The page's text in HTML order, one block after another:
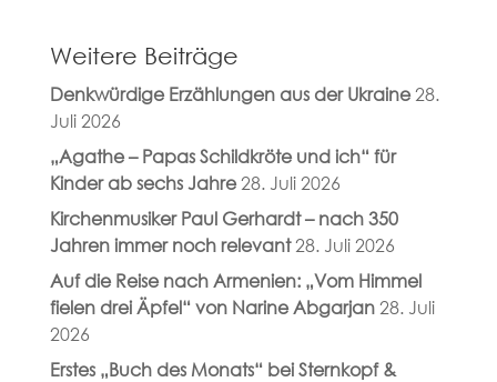
Weitere Beiträge
Denkwürdige Erzählungen aus der Ukraine 28.
Juli 2026
„Agathe – Papas Schildkröte und ich“ für
Kinder ab sechs Jahre 28. Juli 2026
Kirchenmusiker Paul Gerhardt – nach 350
Jahren immer noch relevant 28. Juli 2026
Auf die Reise nach Armenien: „Vom Himmel
fielen drei Äpfel“ von Narine Abgarjan 28. Juli
2026
Erstes „Buch des Monats“ bei Sternkopf &